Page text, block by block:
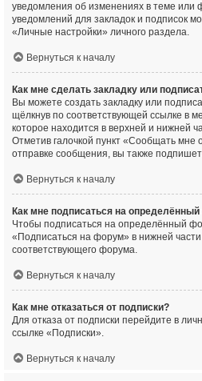
уведомления об изменениях в теме или
уведомлений для закладок и подписок
«Личные настройки» личного раздела.
Вернуться к началу
Как мне сделать закладку или
Вы можете создать закладку или
щёлкнув по соответствующей ссылке в
которое находится в верхней и нижней
Отметив галочкой пункт «Сообщать мне
отправке сообщения, вы также
Вернуться к началу
Как мне подписаться на
Чтобы подписаться на определённый
«Подписаться на форум» в нижней
соответствующего форума.
Вернуться к началу
Как мне отказаться от подписки?
Для отказа от подписки перейдите в
ссылке «Подписки».
Вернуться к началу